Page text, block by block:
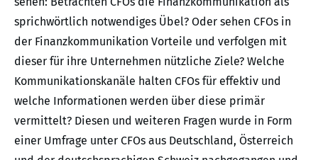
sprichwörtlich notwendiges Übel? Oder sehen CFOs in
der Finanzkommunikation Vorteile und verfolgen mit
dieser für ihre Unternehmen nützliche Ziele? Welche
Kommunikationskanäle halten CFOs für effektiv und
welche Informationen werden über diese primär
vermittelt? Diesen und weiteren Fragen wurde in Form
einer Umfrage unter CFOs aus Deutschland, Österreich